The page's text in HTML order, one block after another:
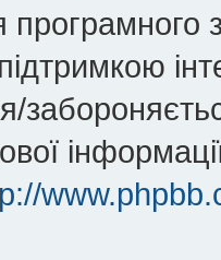
підтримкою